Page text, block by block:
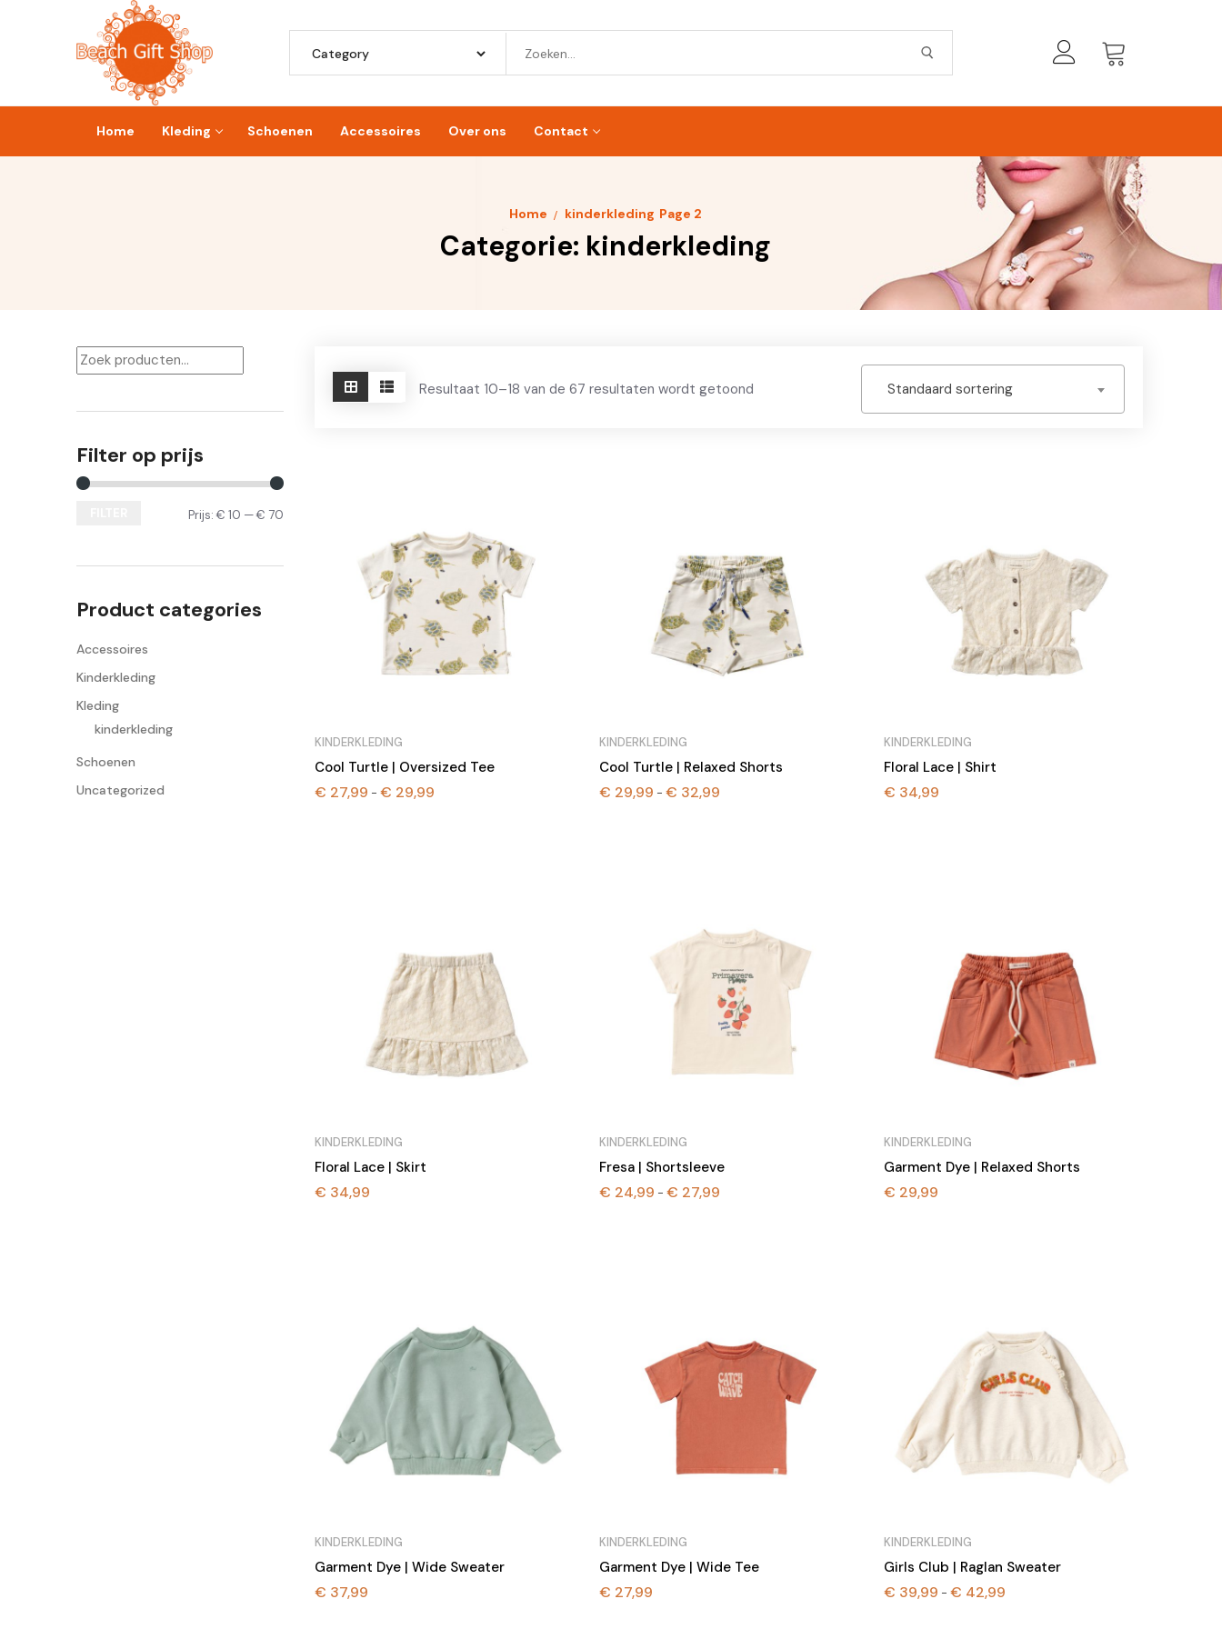
Home Kleding Schoenen Accessoires Over ons Contact
Home kinderkleding Page 2
Categorie: kinderkleding
Filter op prijs
Prijs:€ 10 —€ 70
Product categories
Accessoires
Kinderkleding
Kleding
kinderkleding
Schoenen
Uncategorized
Resultaat 10–18 van de 67 resultaten wordt getoond Standaard sortering
KINDERKLEDING
Cool Turtle | Oversized Tee
€ 27,99 - € 29,99
KINDERKLEDING
Cool Turtle | Relaxed Shorts
€ 29,99 - € 32,99Prijsklasse:
KINDERKLEDING
Floral Lace | Shirt
€ 34,99
KINDERKLEDING
Floral Lace | Skirt
€ 34,99
KINDERKLEDING
Fresa | Shortsleeve
€ 24,99 - € 27,99Prijsklasse:
KINDERKLEDING
Garment Dye | Relaxed Shorts
€ 29,99
KINDERKLEDING
Garment Dye | Wide Sweater
€ 37,99
KINDERKLEDING
Garment Dye | Wide Tee
€ 27,99
KINDERKLEDING
Girls Club | Raglan Sweater
€ 39,99 - € 42,99Prijsklasse: